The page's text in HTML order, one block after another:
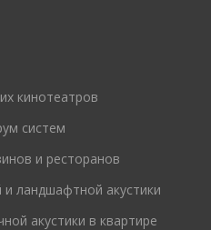
кинотеатров
систем
и ресторанов
и ландшафтной акустики
акустики в квартире